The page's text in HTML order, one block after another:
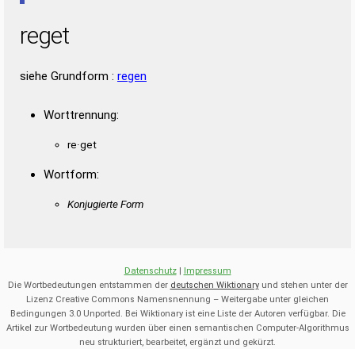
reget
siehe Grundform : regen
Worttrennung:
re·get
Wortform:
Konjugierte Form
Datenschutz| Impressum
Die Wortbedeutungen entstammen der deutschen Wiktionaryund stehen unter der
Lizenz Creative Commons Namensnennung – Weitergabe unter gleichen
Bedingungen 3.0 Unported. Bei Wiktionary ist eine Liste der Autoren verfügbar. Die
Artikel zur Wortbedeutung wurden über einen semantischen Computer-Algorithmus
neu strukturiert, bearbeitet, ergänzt und gekürzt.